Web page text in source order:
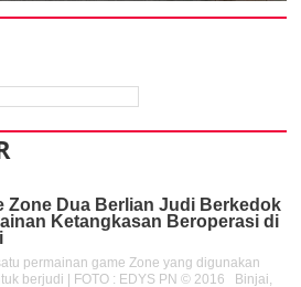
Zone Dua Berlian Judi Berkedok
Ketangkasan Beroperasi di
permainan game Zone yang digunakan
berjudi | FOTO : EDYS PN © 2016 Binjai,